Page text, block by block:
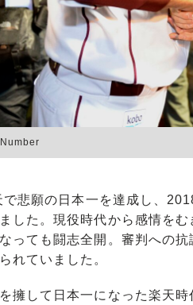
悲願の日本一を達成し、
した。現役時代から感情を
っても闘志全開。審判への
れていました。
擁して日本一になった楽天時